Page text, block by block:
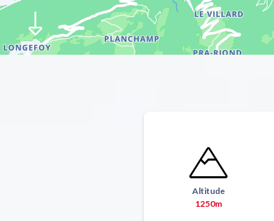
Altitude
1250m